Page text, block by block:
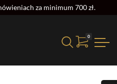
za minimum 700 zł.
0